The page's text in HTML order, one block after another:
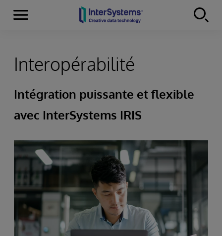
Skip to content
Menu
Interopérabilité
Intégration puissante et flexible
avec InterSystems IRIS